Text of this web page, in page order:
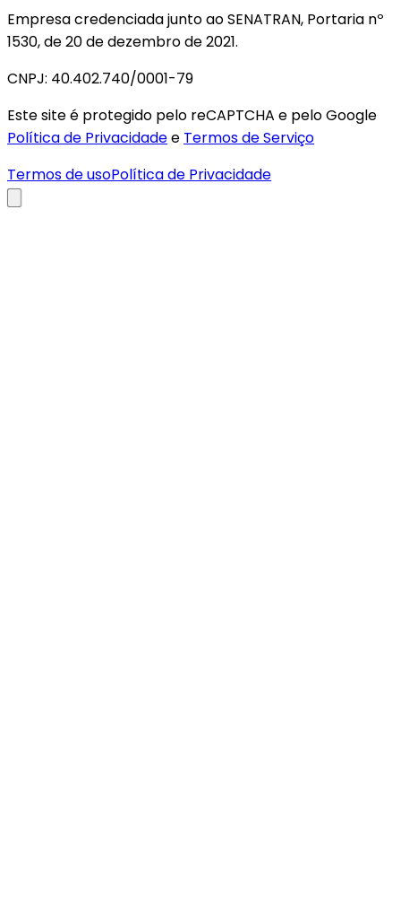
Empresa credenciada junto ao SENATRAN, Portaria nº
1530, de 20 de dezembro de 2021.
CNPJ: 40.402.740/0001-79
Este site é protegido pelo reCAPTCHA e pelo Google
Política de Privacidadee Termos de Serviço
Termos de usoPolítica de Privacidade